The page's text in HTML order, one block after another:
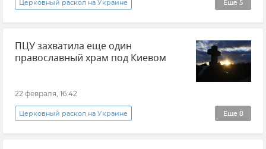
Еще 5
Церковный раскол на Украине
Православная Церковь Украины (ПЦУ)
Новости Общество Религия
ПЦУ захватила еще один
православный храм под Киевом
22 февраля, 16:42
Еще 8
Церковный раскол на Украине
Союз православных журналистов Украины (СПЖ)